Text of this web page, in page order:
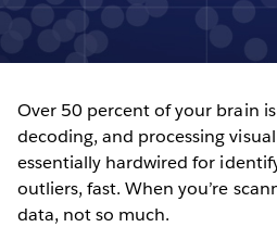
Over 50 percent of your brain
decoding, and processing
essentially hardwired for
outliers, fast. When you’re
data, not so much.